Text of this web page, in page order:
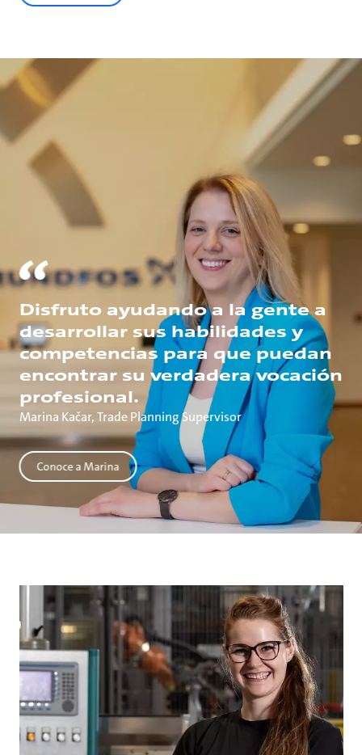
Disfruto ayudando a la gente a
desarrollar sus habilidades y
competencias para que puedan
encontrar su verdadera vocación
profesional.
Marina Kačar, Trade Planning Supervisor
Conoce a Marina